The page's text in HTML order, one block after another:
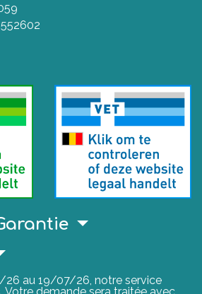
26 au 19/07/26, notre service